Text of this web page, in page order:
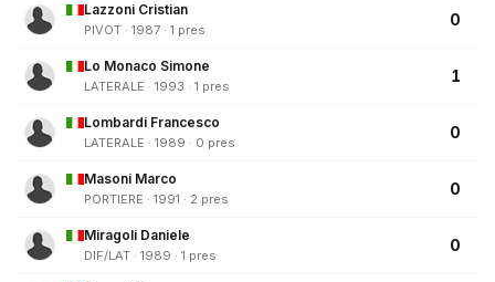
Lazzoni Cristian
PIVOT · 1987 · 1 pres
0
Lo Monaco Simone
LATERALE · 1993 · 1 pres
1
Lombardi Francesco
LATERALE · 1989 · 0 pres
0
Masoni Marco
PORTIERE · 1991 · 2 pres
0
Miragoli Daniele
DIF/LAT · 1989 · 1 pres
0